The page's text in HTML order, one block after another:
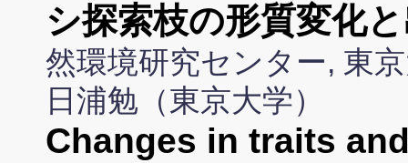
シ探索枝の形質変化
然環境研究センター, 東
日浦勉（東京大学）
Changes in traits